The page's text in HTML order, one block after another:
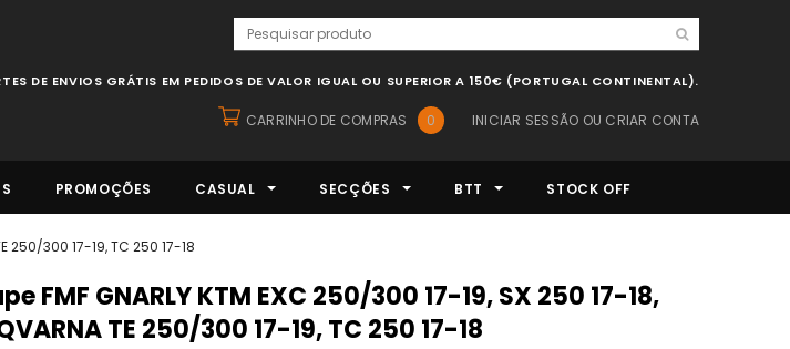
DE ENVIOS GRÁTIS EM PEDIDOS DE VALOR IGUAL OU SUPERIOR A 150€ (PORTUGAL CONTINENTAL).
INICIAR SESSÃO OU CRIAR CONTA
CARRINHO DE COMPRAS 0
PROMOÇÕES CASUAL SECÇÕES BTT STOCK OFF
250/300 17-19, TC 250 17-18
TE 250/300 17-19, TC 250 17-18